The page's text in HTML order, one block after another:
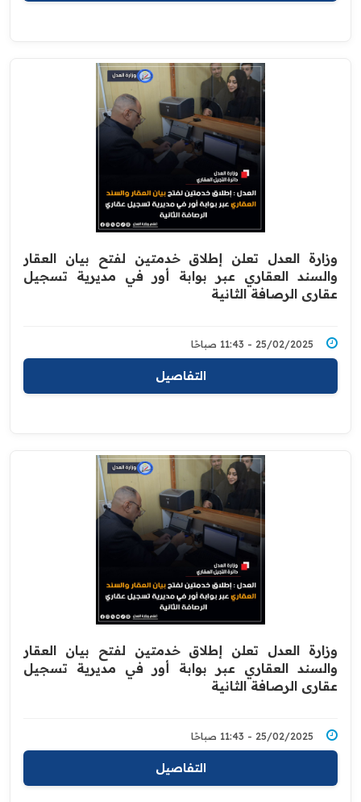
وزارة العدل تعلن إطلاق خدمتين لفتح بيان العقار
والسند العقاري عبر بوابة أور في مديرية تسجيل
عقاري الرصافة الثانية
25/02/2025 - 11:43 صباحًا
التفاصيل
وزارة العدل تعلن إطلاق خدمتين لفتح بيان العقار
والسند العقاري عبر بوابة أور في مديرية تسجيل
عقاري الرصافة الثانية
25/02/2025 - 11:43 صباحًا
التفاصيل